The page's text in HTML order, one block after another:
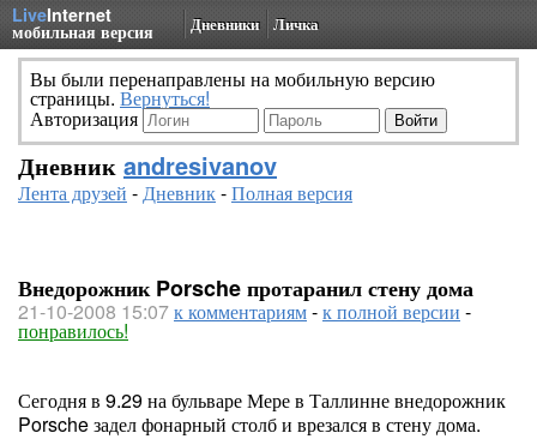
LiveInternet
мобильная версия Дневники Личка
Вы были перенаправлены на мобильную версию
страницы. Вернуться!
Авторизация
Дневник andresivanov
Лента друзей -Дневник-Полная версия
Внедорожник Porsche протаранил стену дома
21-10-2008 15:07к комментариям-к полной версии -
понравилось!
Сегодня в 9.29 на бульваре Мере в Таллинне внедорожник
Porsche задел фонарный столб и врезался в стену дома.